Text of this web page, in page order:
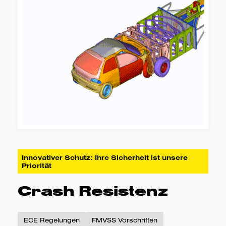
Schwingungsniveaus nach den
Normen ISO 10816-3:2014 und
ISO 108168-8:2014
Innovativer Schutz: Ihre Sicherheit ist unsere
Priorität
Crash Resistenz
ECE Regelungen FMVSS Vorschriften